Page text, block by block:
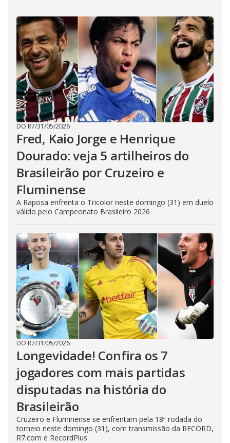
DO R7/31/05/2026
Fred, Kaio Jorge e Henrique
Dourado: veja 5 artilheiros do
Brasileirão por Cruzeiro e
Fluminense
A Raposa enfrenta o Tricolor neste domingo (31) em duelo
válido pelo Campeonato Brasileiro 2026
DO R7/31/05/2026
Longevidade! Confira os 7
jogadores com mais partidas
disputadas na história do
Brasileirão
Cruzeiro e Fluminense se enfrentam pela 18ª rodada do
torneio neste domingo (31), com transmissão da RECORD,
R7.com e RecordPlus